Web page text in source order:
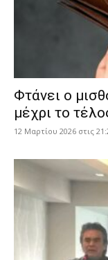
Φτάνει ο
μέχρι το
12 Μαρτίου 2026 στις